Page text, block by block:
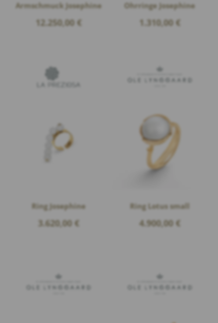
Armschmuck Josephine
12.250,00 €
Ohrringe Josephine
1.310,00 €
Ring Josephine
3.620,00 €
Ring Lotus small
4.900,00 €